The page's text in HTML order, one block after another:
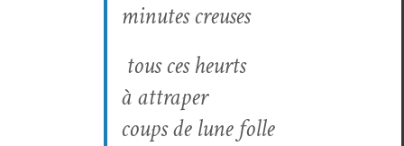
min­utes creuses
tous ces heurts
à attraper
coups de lune folle